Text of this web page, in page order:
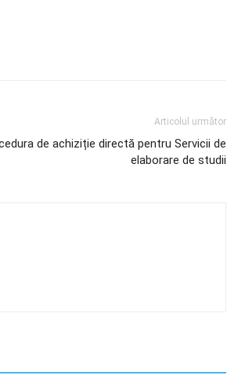
Articolul următor
de achiziție directă pentru Servicii de
elaborare de studii